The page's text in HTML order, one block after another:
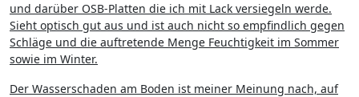
und darüber OSB-Platten die ich mit Lack versiegeln werde.
Sieht optisch gut aus und ist auch nicht so empfindlich gegen
Schläge und die auftretende Menge Feuchtigkeit im Sommer
sowie im Winter.
Der Wasserschaden am Boden ist meiner Meinung nach, auf